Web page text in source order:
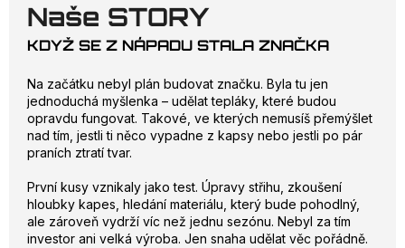
Naše STORY
KDYŽ SE Z NÁPADU STALA ZNAČKA
Na začátku nebyl plán budovat značku. Byla tu jen
jednoduchá myšlenka – udělat tepláky, které budou
opravdu fungovat. Takové, ve kterých nemusíš přemýšlet
nad tím, jestli ti něco vypadne z kapsy nebo jestli po pár
praních ztratí tvar.
První kusy vznikaly jako test. Úpravy střihu, zkoušení
hloubky kapes, hledání materiálu, který bude pohodlný,
ale zároveň vydrží víc než jednu sezónu. Nebyl za tím
investor ani velká výroba. Jen snaha udělat věc pořádně.